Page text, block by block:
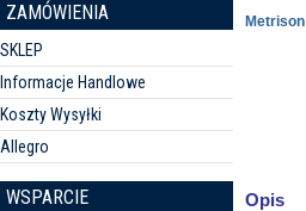
ZAMÓWIENIA
SKLEP
Informacje Handlowe
Koszty Wysyłki
Allegro
WSPARCIE
Metrison
Opis